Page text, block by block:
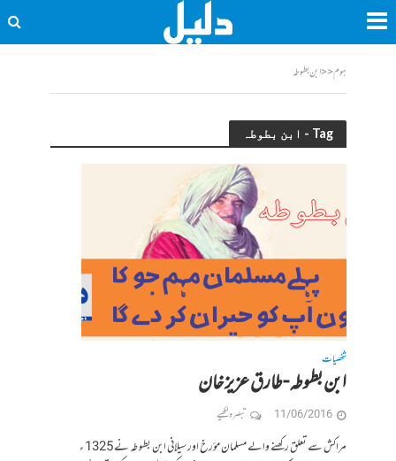
ہوم<<ابن بطوطہ
Tag - ابن بطوطہ
شخصیات
ابن بطوطہ-طارق عزیز خان
11/06/2016 تبصرہ لکھیے
مراکش سے تعلق رکھنے والے مسلمان مؤرخ اور سیلانی ابن بطوطہ نے 1325 ء